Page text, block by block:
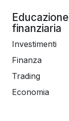
Educazione
finanziaria
Investimenti
Finanza
Trading
Economia